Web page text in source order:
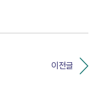
이전글